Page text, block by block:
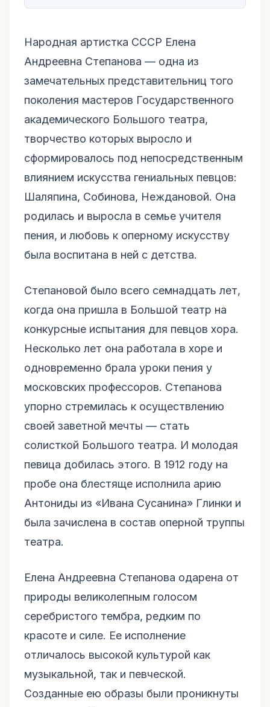
Народная артистка СССР Елена
Андреевна Степанова — одна из
замечательных представительниц того
поколения мастеров Государственного
академического Большого театра,
творчество которых выросло и
сформировалось под непосредственным
влиянием искусства гениальных певцов:
Шаляпина, Собинова, Неждановой. Она
родилась и выросла в семье учителя
пения, и любовь к оперному искусству
была воспитана в ней с детства.
Степановой было всего семнадцать лет,
когда она пришла в Большой театр на
конкурсные испытания для певцов хора.
Несколько лет она работала в хоре и
одновременно брала уроки пения у
московских профессоров. Степанова
упорно стремилась к осуществлению
своей заветной мечты — стать
солисткой Большого театра. И молодая
певица добилась этого. В 1912 году на
пробе она блестяще исполнила арию
Антониды из «Ивана Сусанина» Глинки и
была зачислена в состав оперной труппы
театра.
Елена Андреевна Степанова одарена от
природы великолепным голосом
серебристого тембра, редким по
красоте и силе. Ее исполнение
отличалось высокой культурой как
музыкальной, так и певческой.
Созданные ею образы были проникнуты